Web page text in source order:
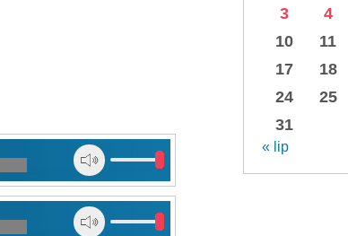
3
4
10
11
17
18
24
25
31
« lip